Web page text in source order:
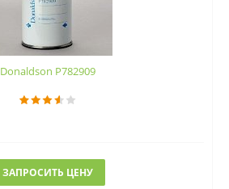
Donaldson P782909
ЗАПРОСИТЬ ЦЕНУ